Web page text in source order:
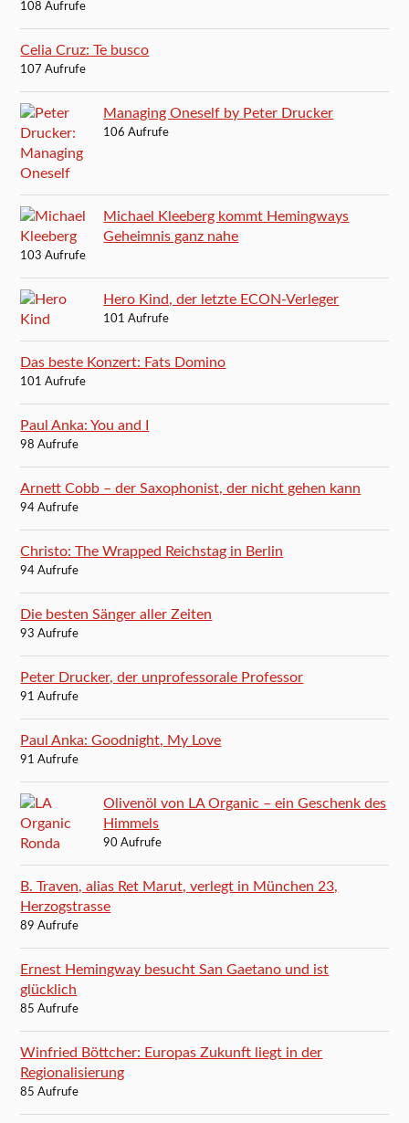
108 Aufrufe
Celia Cruz: Te busco
107 Aufrufe
Managing Oneself by Peter Drucker
106 Aufrufe
Michael Kleeberg kommt Hemingways
Geheimnis ganz nahe
103 Aufrufe
Hero Kind, der letzte ECON-Verleger
101 Aufrufe
Das beste Konzert: Fats Domino
101 Aufrufe
Paul Anka: You and I
98 Aufrufe
Arnett Cobb – der Saxophonist, der nicht gehen kann
94 Aufrufe
Christo: The Wrapped Reichstag in Berlin
94 Aufrufe
Die besten Sänger aller Zeiten
93 Aufrufe
Peter Drucker, der unprofessorale Professor
91 Aufrufe
Paul Anka: Goodnight, My Love
91 Aufrufe
Olivenöl von LA Organic – ein Geschenk des
Himmels
90 Aufrufe
B. Traven, alias Ret Marut, verlegt in München 23,
Herzogstrasse
89 Aufrufe
Ernest Hemingway besucht San Gaetano und ist
glücklich
85 Aufrufe
Winfried Böttcher: Europas Zukunft liegt in der
Regionalisierung
85 Aufrufe